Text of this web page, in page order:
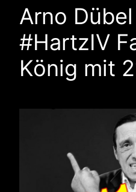
Arno
#HartzIV
König mit